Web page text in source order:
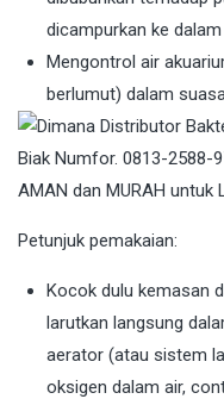
dicampurkan ke dalam
Mengontrol air
berlumut) dalam
Petunjuk pemakaian:
Kocok dulu kemasan
larutkan langsung
aerator (atau sistem
oksigen dalam air,